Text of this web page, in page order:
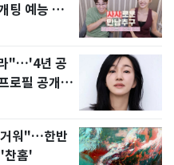
팅 예능 화
"…'4년 공
로필 공개
거워"…한반
찬홈'